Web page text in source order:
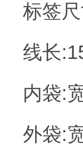
标签
线长
内袋:
外袋: